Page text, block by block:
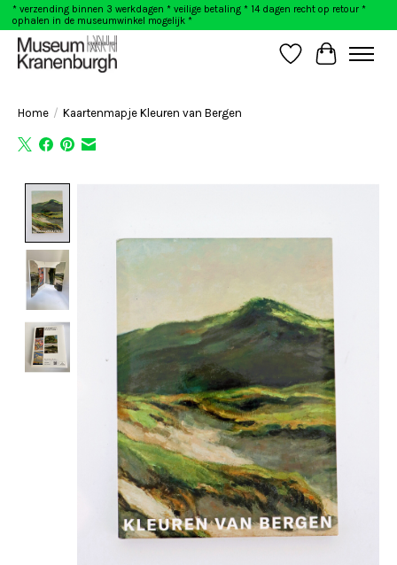
* verzending binnen 3 werkdagen * veilige betaling * 14 dagen recht op retour *
ophalen in de museumwinkel mogelijk *
Verlanglijst
Home / Kaartenmapje Kleuren van Bergen